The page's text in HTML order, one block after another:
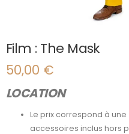
Film : The Mask
50,00 €
LOCATION
Le prix correspond à une
accessoires inclus hors